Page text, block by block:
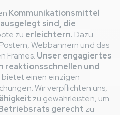
Kommunikationsmittel
sind, die
zu erleichtern. Dazu
Webbannern und das
Frames. Unser engagiertes
reaktionsschnellen und
bietet einen einzigen
Wir verpflichten uns,
zu gewährleisten, um
gerecht zu